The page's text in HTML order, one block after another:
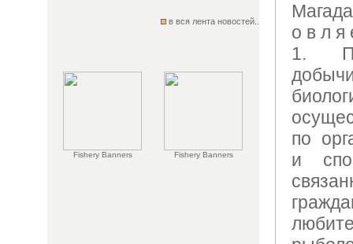
в вся лента новостей..
Fishery Banners Fishery Banners
о в л я
1.
по
и